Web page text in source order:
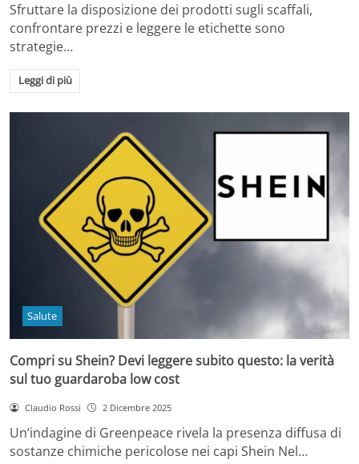
Sfruttare la disposizione dei prodotti sugli scaffali,
confrontare prezzi e leggere le etichette sono
strategie…
Leggi di più
Salute
Compri su Shein? Devi leggere subito questo: la verità
sul tuo guardaroba low cost
Claudio Rossi 2 Dicembre 2025
Un’indagine di Greenpeace rivela la presenza diffusa di
sostanze chimiche pericolose nei capi Shein Nel…